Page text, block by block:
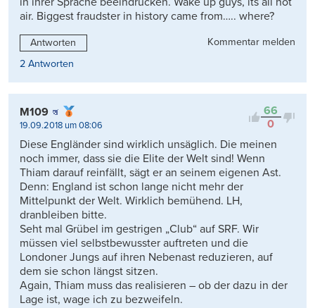
air. Biggest fraudster in history came from….. where?
Antworten
Kommentar melden
2 Antworten
66
0
M109
19.09.2018 um 08:06
Diese Engländer sind wirklich unsäglich. Die meinen
noch immer, dass sie die Elite der Welt sind! Wenn
Thiam darauf reinfällt, sägt er an seinem eigenen Ast.
Denn: England ist schon lange nicht mehr der
Mittelpunkt der Welt. Wirklich bemühend. LH,
dranbleiben bitte.
Seht mal Grübel im gestrigen „Club“ auf SRF. Wir
müssen viel selbstbewusster auftreten und die
Londoner Jungs auf ihren Nebenast reduzieren, auf
dem sie schon längst sitzen.
Again, Thiam muss das realisieren – ob der dazu in der
Lage ist, wage ich zu bezweifeln.